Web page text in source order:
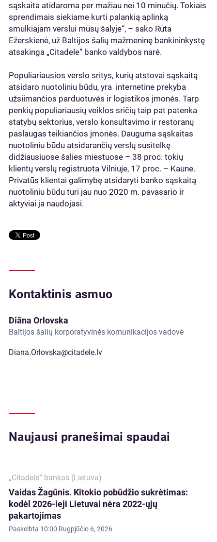
sąskaita atidaroma per mažiau nei 10 minučių. Tokiais
sprendimais siekiame kurti palankią aplinką
smulkiajam verslui mūsų šalyje“, – sako Rūta
Ežerskienė, už Baltijos šalių mažmeninę bankininkystę
atsakinga „Citadele“ banko valdybos narė.
Populiariausios verslo sritys, kurių atstovai sąskaitą
atsidaro nuotoliniu būdu, yra internetine prekyba
užsiimančios parduotuvės ir logistikos įmonės. Tarp
penkių populiariausių veiklos sričių taip pat patenka
statybų sektorius, verslo konsultavimo ir restoranų
paslaugas teikiančios įmonės. Dauguma sąskaitas
nuotoliniu būdu atsidarančių verslų susitelkę
didžiausiuose šalies miestuose – 38 proc. tokių
klientų verslų registruota Vilniuje, 17 proc. – Kaune.
Privatūs klientai galimybę atsidaryti banko sąskaitą
nuotoliniu būdu turi jau nuo 2020 m. pavasario ir
aktyviai ja naudojasi.
Kontaktinis asmuo
Diāna Orlovska
Baltijos šalių korporatyvinės komunikacijos vadovė
Diana.Orlovska@citadele.lv
Naujausi pranešimai spaudai
„Citadele“ bankas (Lietuva)
Vaidas Žagūnis. Kitokio pobūdžio sukrėtimas:
kodėl 2026-ieji Lietuvai nėra 2022-ųjų
pakartojimas
Paskelbta 10:00 Rugpjūčio 6, 2026